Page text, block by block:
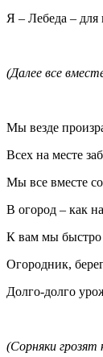
Я – Лебеда – для
(Далее все
Мы везде
Всех на месте
Мы все вместе
В огород – как
К вам мы быстро
Огородник,
Долго-долго
(Сорняки грозят